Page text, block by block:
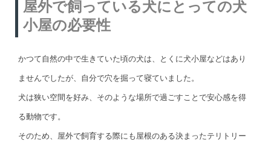
屋外で飼っている犬にとっての犬
小屋の必要性
かつて自然の中で生きていた頃の犬は、とくに犬小屋などはあり
ませんでしたが、自分で穴を掘って寝ていました。
犬は狭い空間を好み、そのような場所で過ごすことで安心感を得
る動物です。
そのため、屋外で飼育する際にも屋根のある決まったテリトリー